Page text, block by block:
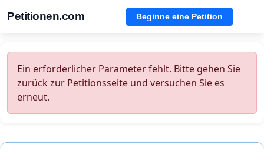
Petitionen.com Beginne eine Petition
Ein erforderlicher Parameter fehlt. Bitte gehen Sie
zurück zur Petitionsseite und versuchen Sie es
erneut.